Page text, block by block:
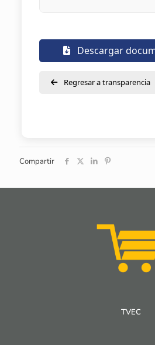
Descargar
Regresar a transparencia
Compartir
TVEC